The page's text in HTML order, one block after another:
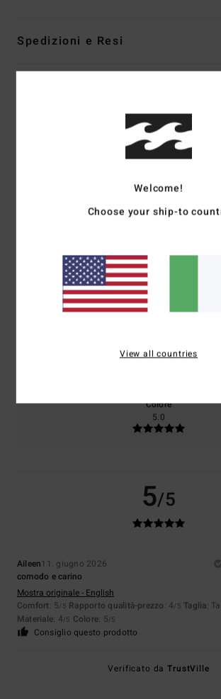
Spedizioni e Resi
Punteggio medio
5.0/5
Comfort
5.0
Colore
5.0
5/5
Aileen11. giugno 2026
comodo e carino
Mostra originale - English
Comfort: 5/5 Rapporto qualità-prezzo: 4/5 Taglia:
Materiale: 4/5 Colore: 5/5
Consiglio questo prodotto
Verificato daTrustVille
Welcome!
Choose your ship-to
View all countries